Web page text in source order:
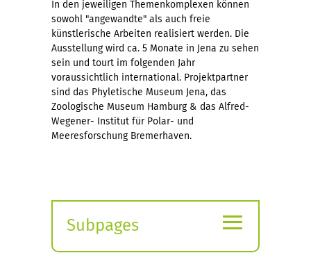
In den jeweiligen Themenkomplexen können
sowohl "angewandte" als auch freie
künstlerische Arbeiten realisiert werden. Die
Ausstellung wird ca. 5 Monate in Jena zu sehen
sein und tourt im folgenden Jahr
voraussichtlich international. Projektpartner
sind das Phyletische Museum Jena, das
Zoologische Museum Hamburg & das Alfred-
Wegener- Institut für Polar- und
Meeresforschung Bremerhaven.
Subpages
≡